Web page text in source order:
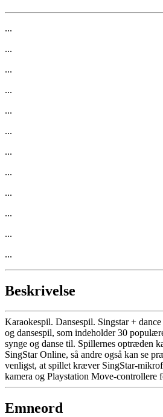
...
...
...
...
...
...
...
...
...
...
...
...
Beskrivelse
Karaokespil. Dansespil. Singstar +
og dansespil, som indeholder 30
synge og danse til. Spillernes optræden
SingStar Online, så andre også kan se
venligst, at spillet kræver SingStar-
kamera og Playstation Move-controllere
Emneord